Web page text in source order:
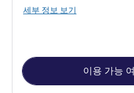
세부 정보 보기
이용 가능